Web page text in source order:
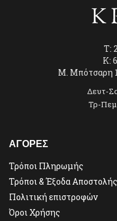
T:
K:
Μ. Μπότσαρη
Δευτ-
Τρ-
ΑΓΟΡΕΣ
Τρόποι Πληρωμής
Τρόποι & Έξοδα Αποστολής
Πολιτική επιστροφών
Όροι Χρήσης